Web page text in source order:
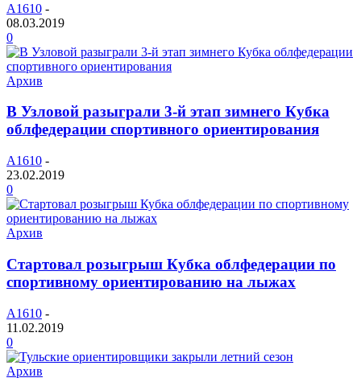
A1610 -
08.03.2019
0
Архив
В Узловой разыграли 3-й этап зимнего Кубка
облфедерации спортивного ориентирования
A1610 -
23.02.2019
0
Архив
Стартовал розыгрыш Кубка облфедерации по
спортивному ориентированию на лыжах
A1610 -
11.02.2019
0
Архив